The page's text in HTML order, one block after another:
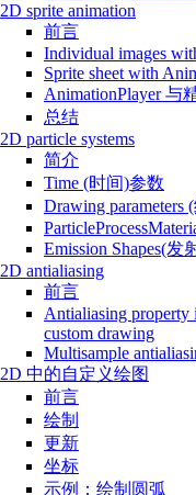
2D sprite animation
前言
Individual images
Sprite sheet with
AnimationPlayer 与
总结
2D particle systems
简介
Time (时间)参数
Drawing parameters
Emission Shapes(发
2D antialiasing
前言
Antialiasing property
custom drawing
Multisample
2D 中的自定义绘图
前言
绘制
更新
坐标
示例：绘制圆弧